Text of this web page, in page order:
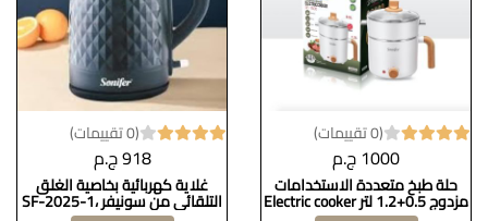
(0 تقييمات)
1000 ج.م
حلة طبخ متعددة الاستخدامات
مزدوج 0.5+1.2 لتر Electric cooker
(0 تقييمات)
918 ج.م
غلاية كهربائية بخاصية الغلق
التلقائي من سونيفر SF-2025-1،